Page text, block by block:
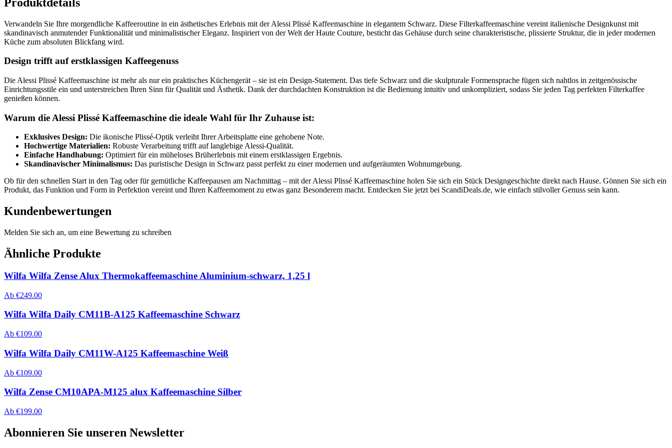
Verwandeln Sie Ihre morgendliche Kaffeeroutine in ein ästhetisches Erlebnis mit der Alessi Plissé Kaffeemaschine in elegantem Schwarz. Diese Filterkaffeemaschine vereint italienische Designkunst mit
skandinavisch anmutender Funktionalität und minimalistischer Eleganz. Inspiriert von der Welt der Haute Couture, besticht das Gehäuse durch seine charakteristische, plissierte Struktur, die in jeder modernen
Küche zum absoluten Blickfang wird.
Design trifft auf erstklassigen Kaffeegenuss
Die Alessi Plissé Kaffeemaschine ist mehr als nur ein praktisches Küchengerät – sie ist ein Design-Statement. Das tiefe Schwarz und die skulpturale Formensprache fügen sich nahtlos in zeitgenössische
Einrichtungsstile ein und unterstreichen Ihren Sinn für Qualität und Ästhetik. Dank der durchdachten Konstruktion ist die Bedienung intuitiv und unkompliziert, sodass Sie jeden Tag perfekten Filterkaffee
genießen können.
Warum die Alessi Plissé Kaffeemaschine die ideale Wahl für Ihr Zuhause ist:
Exklusives Design: Die ikonische Plissé-Optik verleiht Ihrer Arbeitsplatte eine gehobene Note.
Hochwertige Materialien: Robuste Verarbeitung trifft auf langlebige Alessi-Qualität.
Einfache Handhabung: Optimiert für ein müheloses Brüherlebnis mit einem erstklassigen Ergebnis.
Skandinavischer Minimalismus: Das puristische Design in Schwarz passt perfekt zu einer modernen und aufgeräumten Wohnumgebung.
Ob für den schnellen Start in den Tag oder für gemütliche Kaffeepausen am Nachmittag – mit der Alessi Plissé Kaffeemaschine holen Sie sich ein Stück Designgeschichte direkt nach Hause. Gönnen Sie sich ein
Produkt, das Funktion und Form in Perfektion vereint und Ihren Kaffeemoment zu etwas ganz Besonderem macht. Entdecken Sie jetzt bei ScandiDeals.de, wie einfach stilvoller Genuss sein kann.
Kundenbewertungen
Melden Sie sich an, um eine Bewertung zu schreiben
Ähnliche Produkte
Wilfa Wilfa Zense Alux Thermokaffeemaschine Aluminium-schwarz, 1,25 l
Ab €249.00
Wilfa Wilfa Daily CM11B-A125 Kaffeemaschine Schwarz
Ab €109.00
Wilfa Wilfa Daily CM11W-A125 Kaffeemaschine Weiß
Ab €109.00
Wilfa Zense CM10APA-M125 alux Kaffeemaschine Silber
Ab €199.00
Abonnieren Sie unseren Newsletter